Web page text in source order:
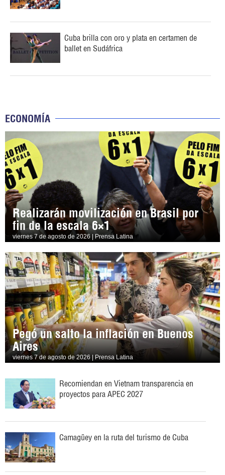
Cuba brilla con oro y plata en certamen de
ballet en Sudáfrica
ECONOMÍA
Realizarán movilización en Brasil por
fin de la escala 6×1
viernes 7 de agosto de 2026 | Prensa Latina
Pegó un salto la inflación en Buenos
Aires
viernes 7 de agosto de 2026 | Prensa Latina
Recomiendan en Vietnam transparencia en
proyectos para APEC 2027
Camagüey en la ruta del turismo de Cuba